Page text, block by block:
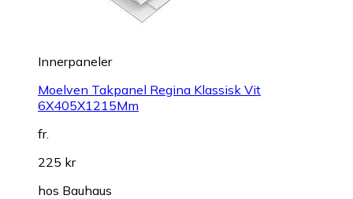
Innerpaneler
Moelven Takpanel Regina Klassisk Vit
6X405X1215Mm
fr.
225 kr
hos Bauhaus